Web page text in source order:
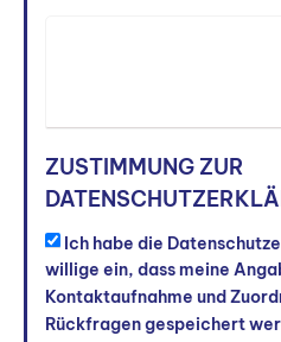
ZUSTIMMUNG ZUR
Ich habe die
willige ein, dass meine
Kontaktaufnahme und
Rückfragen gespeichert